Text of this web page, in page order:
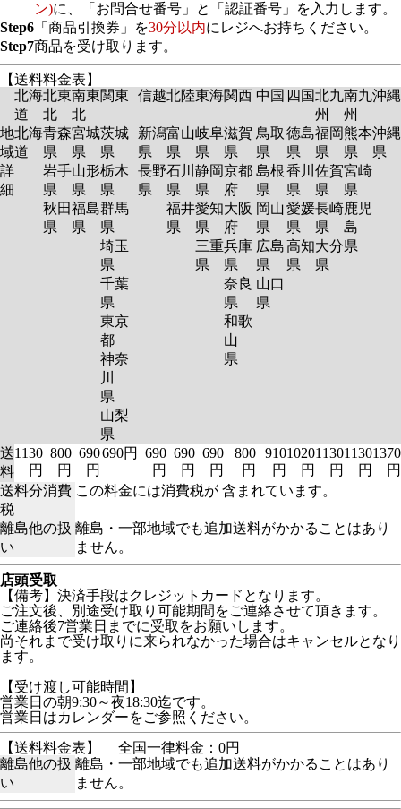
ン)に、「お問合せ番号」と「認証番号」を入力します。
Step6 「商品引換券」を30分以内にレジへお持ちください。
Step7商品を受け取ります。
【送料料金表】
北海
道
北東
北
南東
北
関東 信越北陸東海関西 中国 四国北九
州
南九
州
沖縄
地
域
詳
細
北海
道
青森
県
岩手
県
秋田
県
宮城
県
山形
県
福島
県
茨城
県
栃木
県
群馬
県
埼玉
県
千葉
県
東京
都
神奈
川
県
山梨
県
新潟
県
長野
県
富山
県
石川
県
福井
県
岐阜
県
静岡
県
愛知
県
三重
県
滋賀
県
京都
府
大阪
府
兵庫
県
奈良
県
和歌
山
県
鳥取
県
島根
県
岡山
県
広島
県
山口
県
徳島
県
香川
県
愛媛
県
高知
県
福岡
県
佐賀
県
長崎
県
大分
県
熊本
県
宮崎
県
鹿児
島
県
沖縄
県
送
料
1130
円
800
円
690
円
690円
690
円
690
円
690
円
800
円
910
円
1020
円
1130
円
1130
円
1370
円
送料分消費
税
この料金には消費税が 含まれています。
離島他の扱
い
離島・一部地域でも追加送料がかかることはあり
ません。
店頭受取
【備考】決済手段はクレジットカードとなります。
ご注文後、別途受け取り可能期間をご連絡させて頂きます。
ご連絡後7営業日までに受取をお願いします。
尚それまで受け取りに来られなかった場合はキャンセルとなり
ます。
【受け渡し可能時間】
営業日の朝9:30～夜18:30迄です。
営業日はカレンダーをご参照ください。
【送料料金表】
全国一律料金：0円
離島他の扱
い
離島・一部地域でも追加送料がかかることはあり
ません。